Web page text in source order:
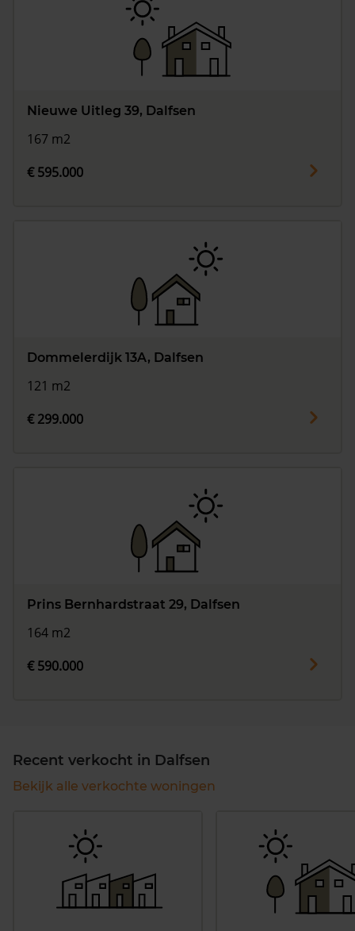
Nieuwe Uitleg 39, Dalfsen
167 m2
€ 595.000
Dommelerdijk 13A, Dalfsen
121 m2
€ 299.000
Prins Bernhardstraat 29, Dalfsen
164 m2
€ 590.000
Recent verkocht in Dalfsen
Bekijk alle verkochte woningen